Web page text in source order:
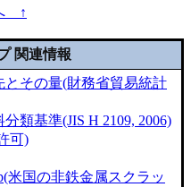
↑
関連情報
とその量(財務省貿易統計
類基準(JIS H 2109, 2006)
可)
米国の非鉄金属スクラッ